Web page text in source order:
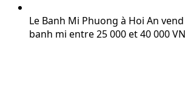
Le Banh Mi Phuong à Hoi An
banh mi entre 25 000 et 40 000